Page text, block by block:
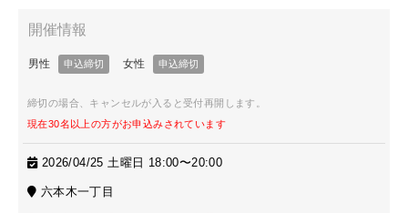
締切の場合、キャンセルが入ると受付再開します。
現在30名以上の方がお申込みされています
2026/04/25 土曜日 18:00〜20:00
六本木一丁目